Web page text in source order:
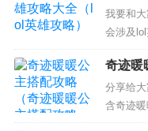
我要和
会涉及
本文目
2、英雄
雄联盟对
么？ 刚
奇迹暖
配攻略
分享给
含奇迹
大家解